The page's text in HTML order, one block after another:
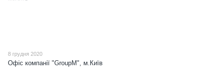
8 грудня 2020
Офіс компанії "GroupM", м.Київ